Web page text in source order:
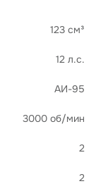
123 см³
12 л.с.
АИ-95
3000 об/мин
2
2